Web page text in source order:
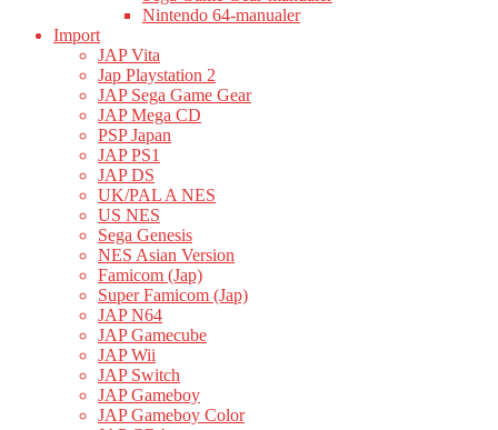
Nintendo 64-manualer
Import
JAP Vita
Jap Playstation 2
JAP Sega Game Gear
JAP Mega CD
PSP Japan
JAP PS1
JAP DS
UK/PAL A NES
US NES
Sega Genesis
NES Asian Version
Famicom (Jap)
Super Famicom (Jap)
JAP N64
JAP Gamecube
JAP Wii
JAP Switch
JAP Gameboy
JAP Gameboy Color